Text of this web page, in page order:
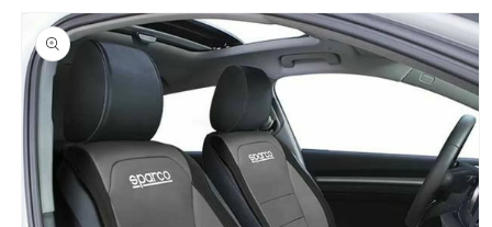
Skip to
product
information